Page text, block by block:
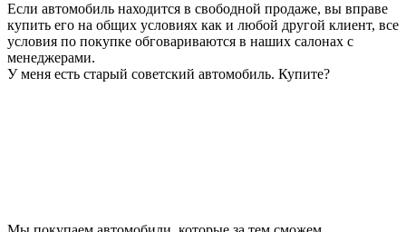
Если автомобиль находится в свободной продаже, вы вправе
купить его на общих условиях как и любой другой клиент, все
условия по покупке обговариваются в наших салонах с
менеджерами.
У меня есть старый советский автомобиль. Купите?